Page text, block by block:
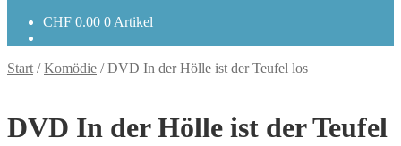
CHF 0.00 0 Artikel
Start /Komödie /DVD In der Hölle ist der Teufel los
DVD In der Hölle ist der Teufel